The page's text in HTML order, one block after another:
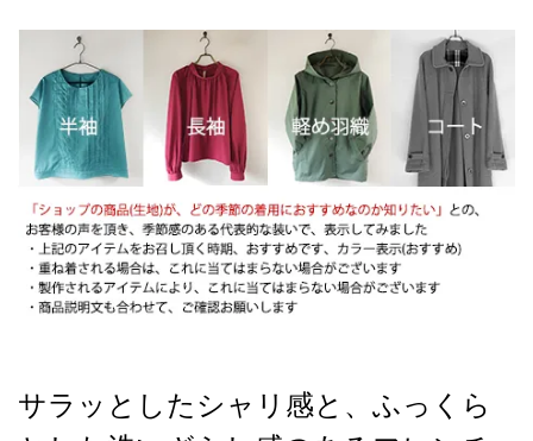
サラッとしたシャリ感と、ふっくら